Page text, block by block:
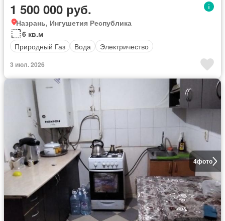
1 500 000 руб.
Назрань, Ингушетия Республика
6 кв.м
Природный Газ
Вода Электричество
3 июл. 2026
4фото